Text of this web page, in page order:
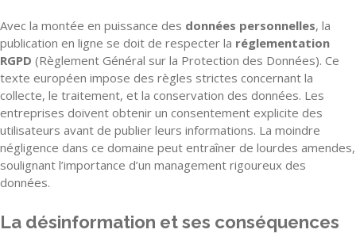
Avec la montée en puissance des données personnelles, la
publication en ligne se doit de respecter la réglementation
RGPD (Règlement Général sur la Protection des Données). Ce
texte européen impose des règles strictes concernant la
collecte, le traitement, et la conservation des données. Les
entreprises doivent obtenir un consentement explicite des
utilisateurs avant de publier leurs informations. La moindre
négligence dans ce domaine peut entraîner de lourdes amendes,
soulignant l’importance d’un management rigoureux des
données.
La désinformation et ses conséquences